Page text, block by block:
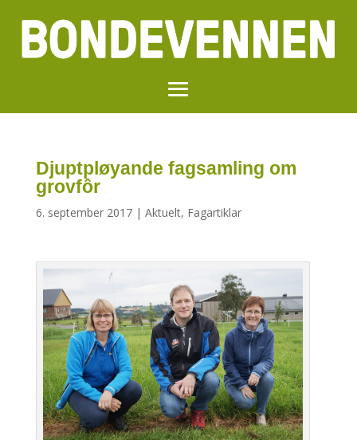
Djuptpløyande fagsamling om
grovfôr
6. september 2017| Aktuelt, Fagartiklar